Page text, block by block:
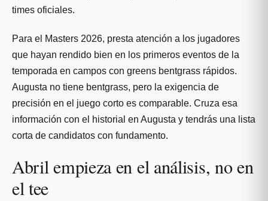
times oficiales.
Para el Masters 2026, presta atención a los jugadores
que hayan rendido bien en los primeros eventos de la
temporada en campos con greens bentgrass rápidos.
Augusta no tiene bentgrass, pero la exigencia de
precisión en el juego corto es comparable. Cruza esa
información con el historial en Augusta y tendrás una lista
corta de candidatos con fundamento.
Abril empieza en el análisis, no en
el tee